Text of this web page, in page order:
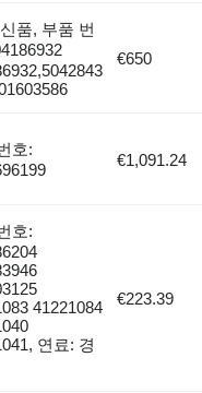
품, 부품 번
€650
호:
€1,091.24
호:
41221084
연료: 경
€223.39